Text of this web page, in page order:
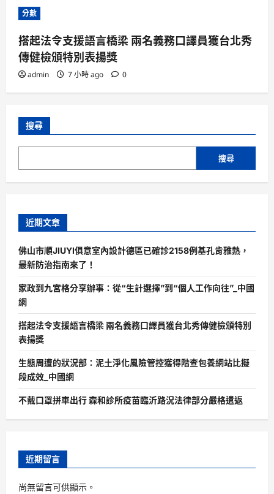
分數
搭起法令支援語言橋梁 兩名義務口譯員獲台北秀
傳健檢頒特別表揚獎
admin 7 小時 ago 0
搜尋
搜尋
近期文章
佛山市順JIUYI俱意室內設計德區已確診2158例基孔肯雅熱，
最新防治指南來了！
家政到九宮格分享辦事：從“生計選擇”到“個人工作向往”_中國
網
搭起法令支援語言橋梁 兩名義務口譯員獲台北秀傳健檢頒特別
表揚獎
生態周遭的狀況部：泥土淨化風險管控獲得階查包養網站比擬
段成效_中國網
不戴口罩拼車出行 森和診所疫苗臨沂路況法律部分嚴格遣返
近期留言
尚無留言可供顯示。